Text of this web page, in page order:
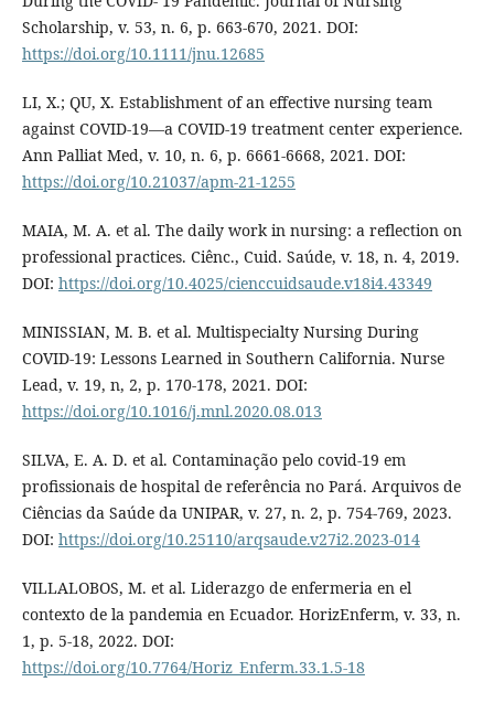
Scholarship, v. 53, n. 6, p. 663-670, 2021. DOI:
https://doi.org/10.1111/jnu.12685
LI, X.; QU, X. Establishment of an effective nursing team
against COVID-19—a COVID-19 treatment center experience.
Ann Palliat Med, v. 10, n. 6, p. 6661-6668, 2021. DOI:
https://doi.org/10.21037/apm-21-1255
MAIA, M. A. et al. The daily work in nursing: a reflection on
professional practices. Ciênc., Cuid. Saúde, v. 18, n. 4, 2019.
DOI: https://doi.org/10.4025/cienccuidsaude.v18i4.43349
MINISSIAN, M. B. et al. Multispecialty Nursing During
COVID-19: Lessons Learned in Southern California. Nurse
Lead, v. 19, n, 2, p. 170-178, 2021. DOI:
https://doi.org/10.1016/j.mnl.2020.08.013
SILVA, E. A. D. et al. Contaminação pelo covid-19 em
profissionais de hospital de referência no Pará. Arquivos de
Ciências da Saúde da UNIPAR, v. 27, n. 2, p. 754-769, 2023.
DOI: https://doi.org/10.25110/arqsaude.v27i2.2023-014
VILLALOBOS, M. et al. Liderazgo de enfermeria en el
contexto de la pandemia en Ecuador. HorizEnferm, v. 33, n.
1, p. 5-18, 2022. DOI:
https://doi.org/10.7764/Horiz_Enferm.33.1.5-18